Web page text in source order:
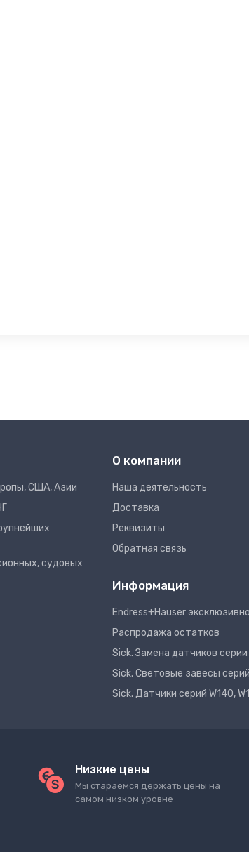
США, Азии
судовых
О компании
Наша деятельность
Доставка
Реквизиты
Обратная связь
Информация
Endress+Hauser
Распродажа остатков
Sick. Замена датчиков серии
Sick. Световые завесы серий
Sick. Датчики серий W140,
Низкие цены
Мы стараемся держать цены на
самом низком уровне